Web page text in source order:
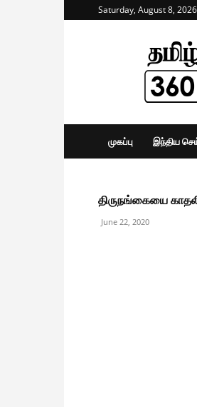
Saturday, August 8, 2026
Tamil
360
News
முகப்பு இந்திய
திருநங்கையை
June 22, 2020